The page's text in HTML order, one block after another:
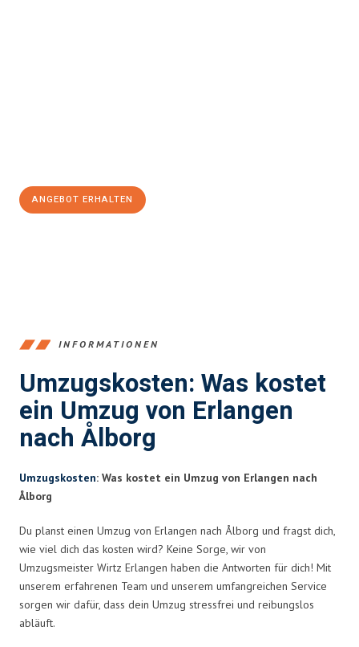
ANGEBOT ERHALTEN
INFORMATIONEN
Umzugskosten: Was kostet
ein Umzug von Erlangen
nach Ålborg
Umzugskosten: Was kostet ein Umzug von Erlangen nach
Ålborg
Du planst einen Umzug von Erlangen nach Ålborg und fragst dich,
wie viel dich das kosten wird? Keine Sorge, wir von
Umzugsmeister Wirtz Erlangen haben die Antworten für dich! Mit
unserem erfahrenen Team und unserem umfangreichen Service
sorgen wir dafür, dass dein Umzug stressfrei und reibungslos
abläuft.